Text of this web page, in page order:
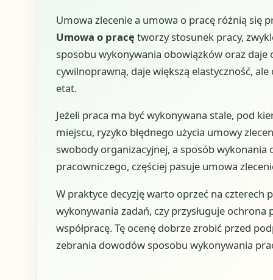
Umowa zlecenie a umowa o pracę różnią się
Umowa o pracę tworzy stosunek pracy,
sposobu wykonywania obowiązków oraz
cywilnoprawną, daje większą elastyczność,
etat.
Jeżeli praca ma być wykonywana stale, pod
miejscu, ryzyko błędnego użycia umowy
swobody organizacyjnej, a sposób
pracowniczego, częściej pasuje umowa
W praktyce decyzję warto oprzeć na czterech
wykonywania zadań, czy przysługuje
współpracę. Tę ocenę dobrze zrobić przed
zebrania dowodów sposobu wykonywania